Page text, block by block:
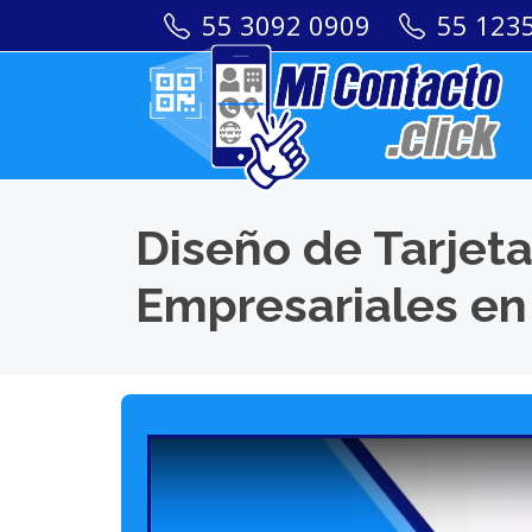
55 3092 0909 55
Diseño de
Empresariales